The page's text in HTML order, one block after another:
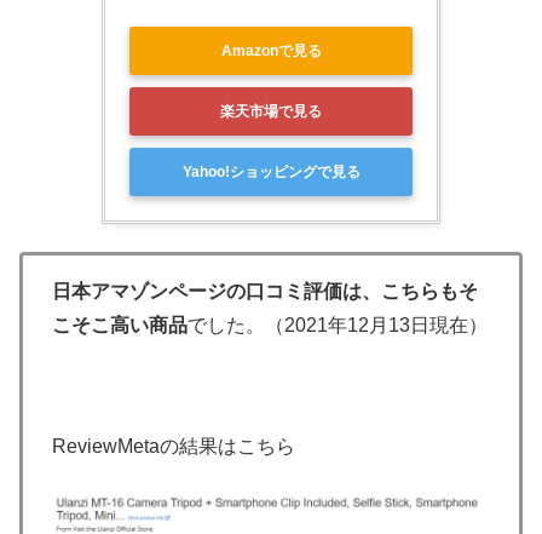
Amazonで見る
楽天市場で見る
Yahoo!ショッピングで見る
日本アマゾンページの口コミ評価は、こちらもそ
こそこ高い商品でした。（2021年12月13日現在）
ReviewMetaの結果はこちら